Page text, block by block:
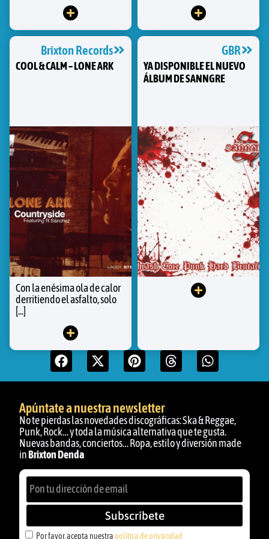
Brixton Records
COOL & CALM – LONE ARK
Con la enésima ola de calor
derritiendo el asfalto, solo
[...]
GBR
YA DISPONIBLE EL NUEVO
ÁLBUM DE SANNGRE
Apúntate a nuestra newsletter
No te pierdas las novedades discográficas: Ska & Reggae,
Punk, Rock… y toda la música alternativa que te gusta.
Nuevas bandas, conciertos… Ropa, estilo y diversión made
inBrixton Denda
Por favor, acepta nuestra política de privacidad
Subscríbete